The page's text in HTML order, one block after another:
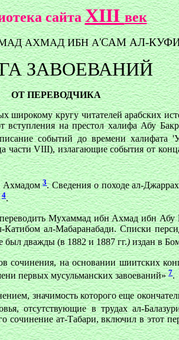
сайта XIIIвек
АХМАД ИБН А'САМ АЛ-
ЗАВОЕВАНИЙ
ОТ ПЕРЕВОДЧИКА
кругу читателей арабских
на престол халифа Абу
событий до времени халифата
части VIII), излагающие события от
Ахмадом3. Сведения о походе ал-
4.
Мухаммад ибн Ахмад ибн
ал-Мабаранабади. Списки
был дважды (в 1882 и 1887 гг.)издан в
сочинения, на основании шиитских
первых мусульманских завоеваний»7.
значимость которого еще
отсутствующие в трудах ал-
ат-Табари, включил в этот